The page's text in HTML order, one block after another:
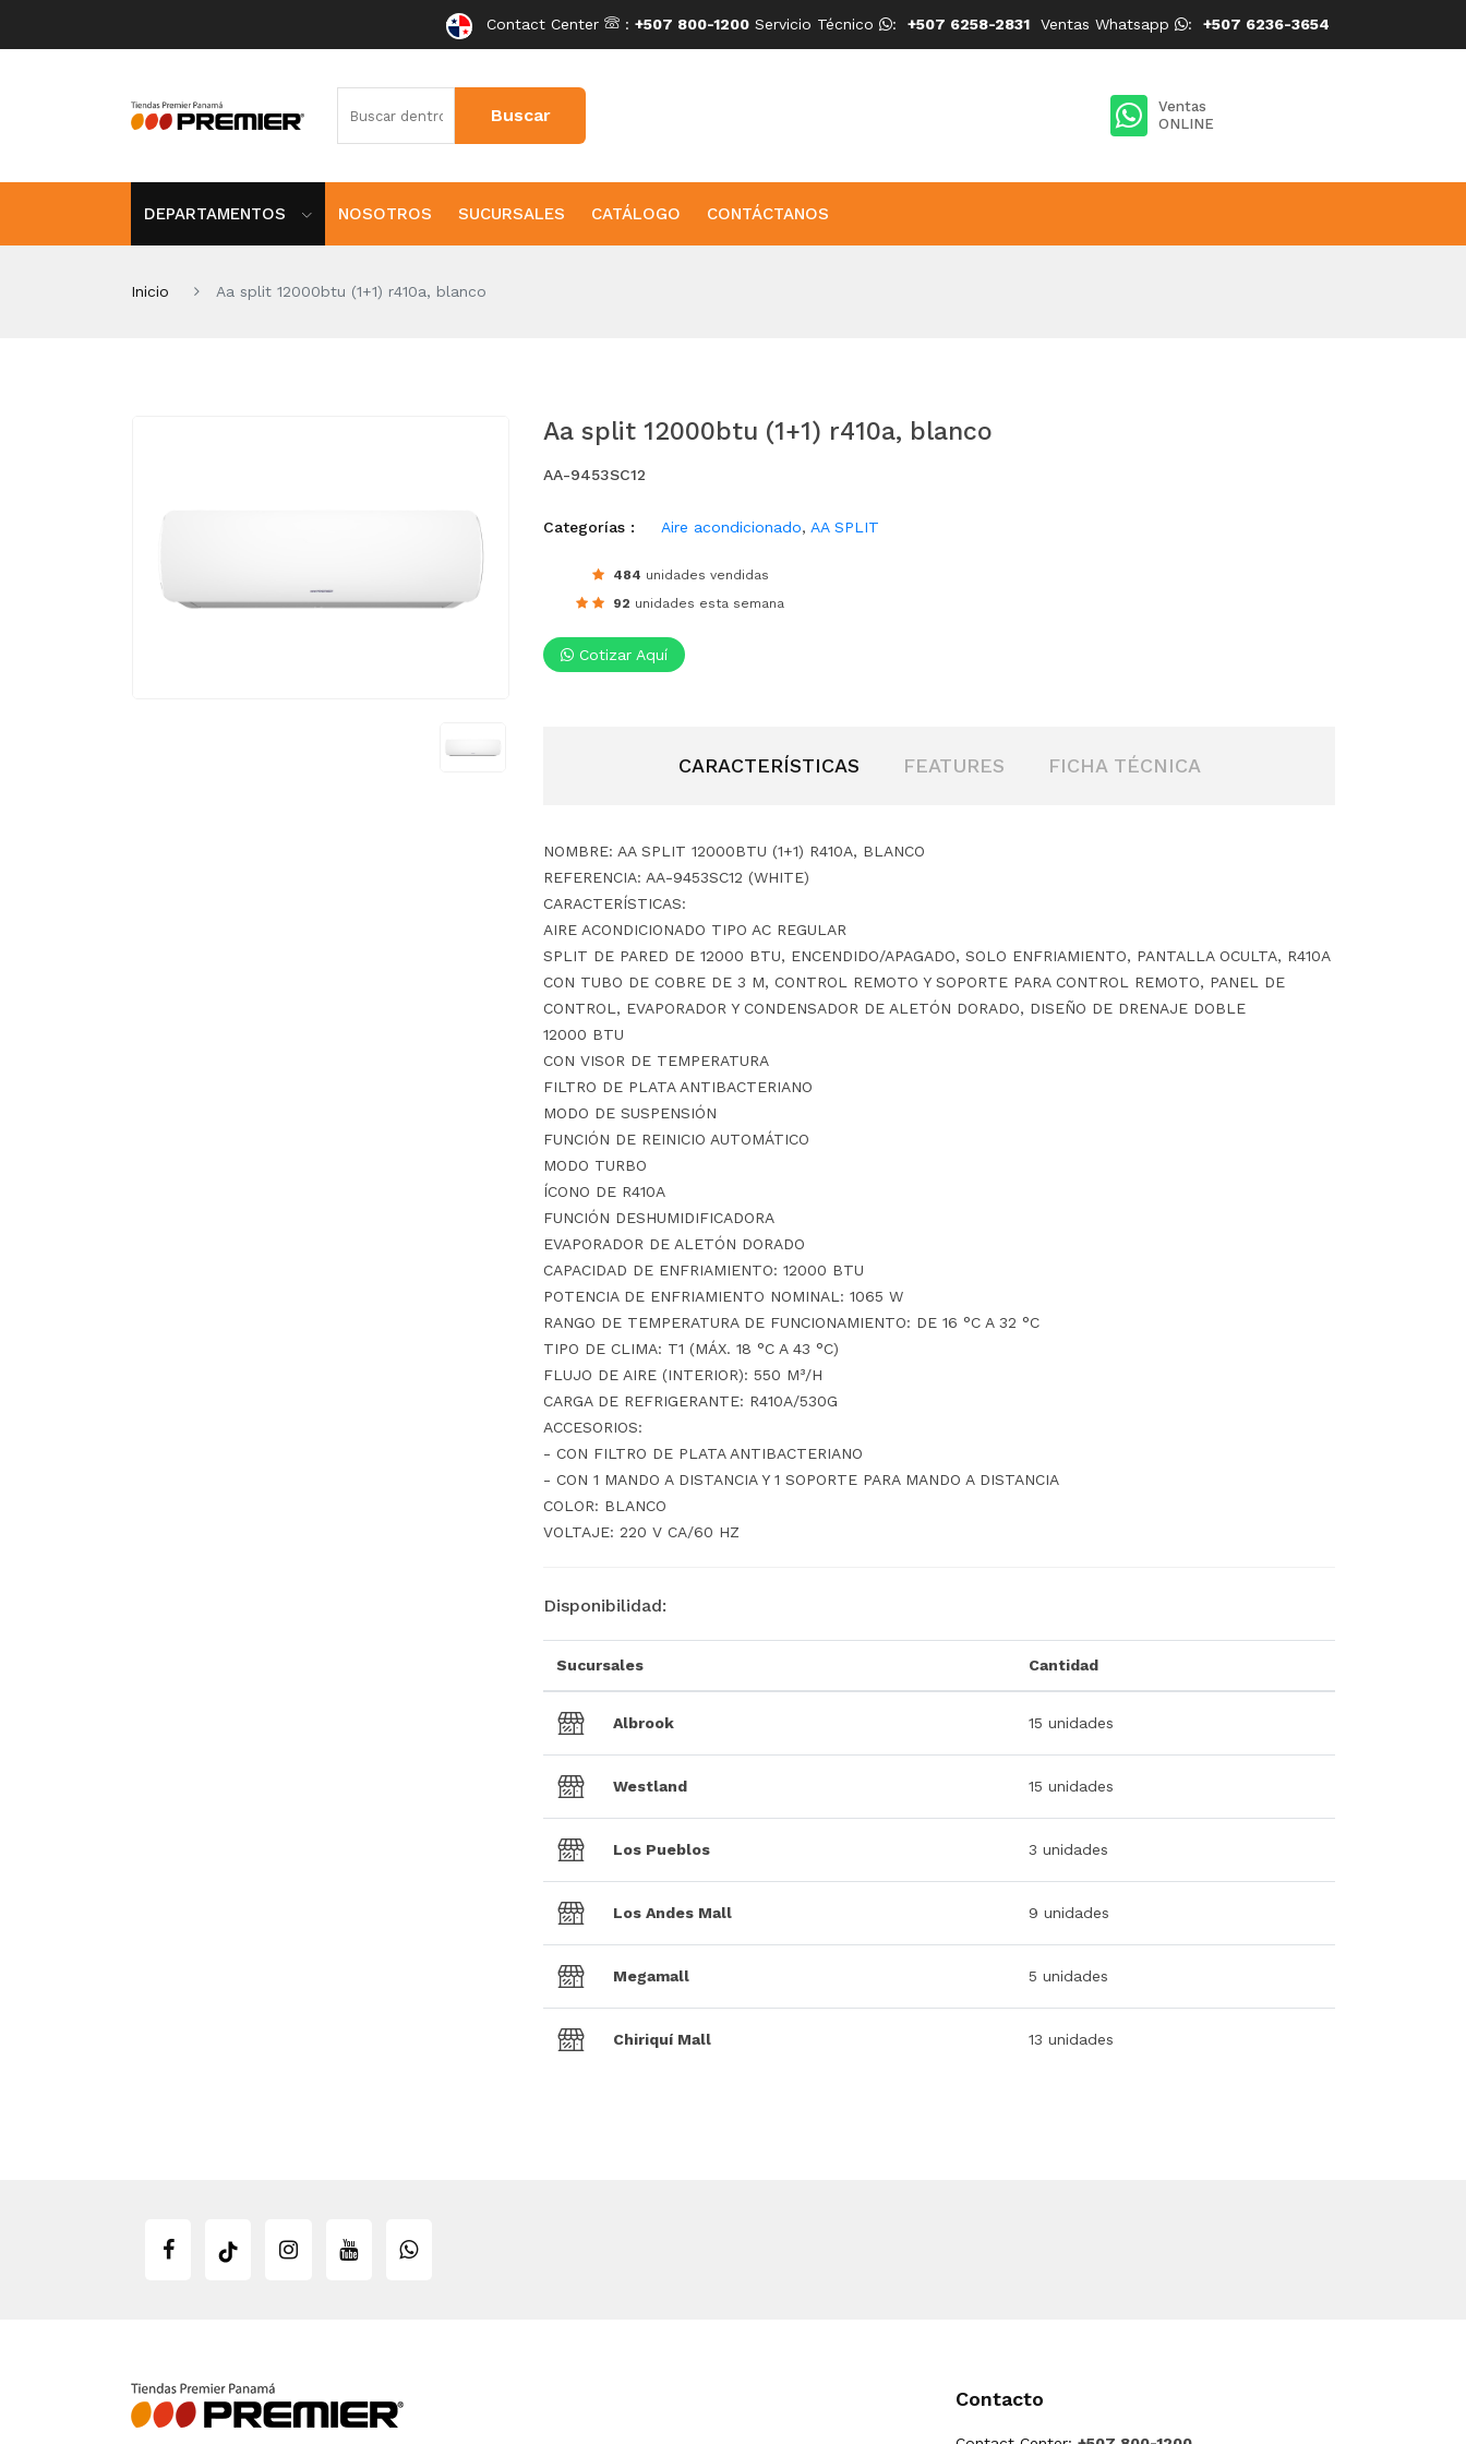
Contact Center : +507 800-1200 Servicio Técnico : +507 6258-2831 Ventas Whatsapp : +507 6236-3654
Ventas
ONLINE
DEPARTAMENTOS NOSOTROS SUCURSALES CATÁLOGO CONTÁCTANOS
Inicio Aa split 12000btu (1+1) r410a, blanco
Aa split 12000btu (1+1) r410a, blanco
AA-9453SC12
Categorías : Aire acondicionado, AA SPLIT
484 unidades vendidas
92 unidades esta semana
Cotizar Aquí
CARACTERÍSTICAS FEATURES FICHA TÉCNICA
NOMBRE: AA SPLIT 12000BTU (1+1) R410A, BLANCO
REFERENCIA: AA-9453SC12 (WHITE)
CARACTERÍSTICAS:
AIRE ACONDICIONADO TIPO AC REGULAR
SPLIT DE PARED DE 12000 BTU, ENCENDIDO/APAGADO, SOLO ENFRIAMIENTO, PANTALLA OCULTA, R410A
CON TUBO DE COBRE DE 3 M, CONTROL REMOTO Y SOPORTE PARA CONTROL REMOTO, PANEL DE
CONTROL, EVAPORADOR Y CONDENSADOR DE ALETÓN DORADO, DISEÑO DE DRENAJE DOBLE
12000 BTU
CON VISOR DE TEMPERATURA
FILTRO DE PLATA ANTIBACTERIANO
MODO DE SUSPENSIÓN
FUNCIÓN DE REINICIO AUTOMÁTICO
MODO TURBO
ÍCONO DE R410A
FUNCIÓN DESHUMIDIFICADORA
EVAPORADOR DE ALETÓN DORADO
CAPACIDAD DE ENFRIAMIENTO: 12000 BTU
POTENCIA DE ENFRIAMIENTO NOMINAL: 1065 W
RANGO DE TEMPERATURA DE FUNCIONAMIENTO: DE 16 °C A 32 °C
TIPO DE CLIMA: T1 (MÁX. 18 °C A 43 °C)
FLUJO DE AIRE (INTERIOR): 550 M³/H
CARGA DE REFRIGERANTE: R410A/530G
ACCESORIOS:
- CON FILTRO DE PLATA ANTIBACTERIANO
- CON 1 MANDO A DISTANCIA Y 1 SOPORTE PARA MANDO A DISTANCIA
COLOR: BLANCO
VOLTAJE: 220 V CA/60 HZ
Disponibilidad:
Sucursales Cantidad
Albrook 15 unidades
Westland 15 unidades
Los Pueblos 3 unidades
Los Andes Mall 9 unidades
Megamall 5 unidades
Chiriquí Mall 13 unidades
Contacto